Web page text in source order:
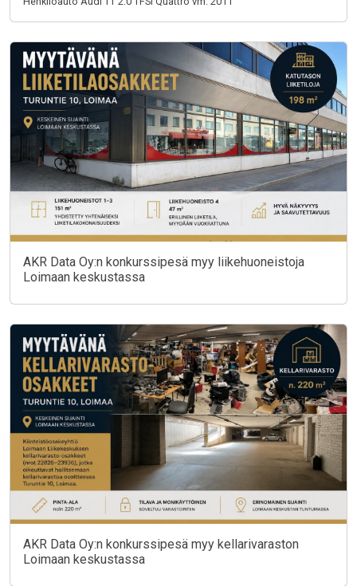
AKR Data Oy:n konkurssipesä myy liikehuoneistoja
Loimaan keskustassa
AKR Data Oy:n konkurssipesä myy kellarivaraston
Loimaan keskustassa